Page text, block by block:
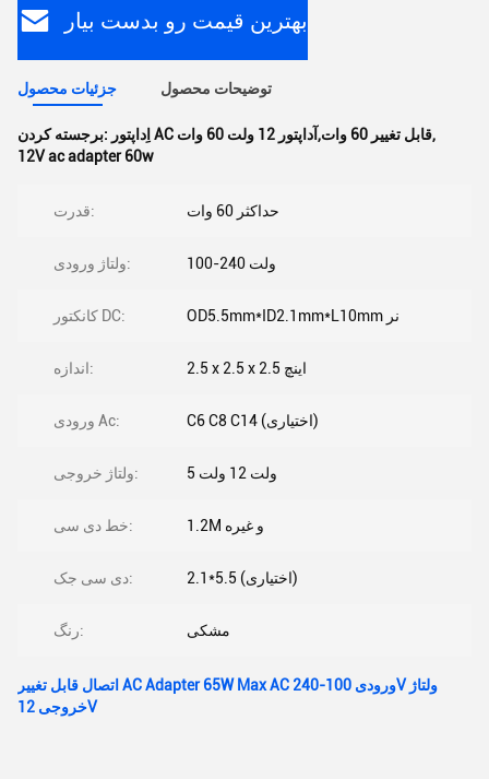
بهترین قیمت رو بدست بیار
جزئیات محصول توضیحات محصول
برجسته کردن: اِداپتور AC قابل تغییر 60 وات,آداپتور 12 ولت 60 وات,
12V ac adapter 60w
قدرت: حداکثر 60 وات
ولتاژ ورودی: 100-240 ولت
کانکتور DC: OD5.5mm*ID2.1mm*L10mm نر
اندازه: 2.5 x 2.5 x 2.5 اینچ
ورودی Ac: C6 C8 C14 (اختیاری)
ولتاژ خروجی: 5 ولت 12 ولت
خط دی سی: 1.2M و غیره
دی سی جک: 2.1*5.5 (اختیاری)
رنگ: مشکی
اتصال قابل تغییر AC Adapter 65W Max AC ورودی 100-240V ولتاژ
خروجی 12V